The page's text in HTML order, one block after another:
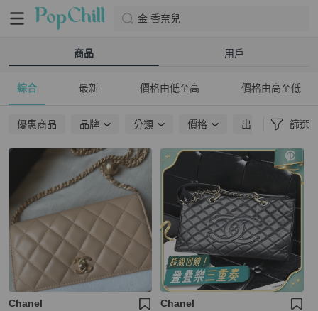
金 香奈兒
商品 用戶
綜合 最新 價格由低至高 價格由高至低
優惠商品 品牌 分類 價格 出貨地點 篩選
Chanel Chanel